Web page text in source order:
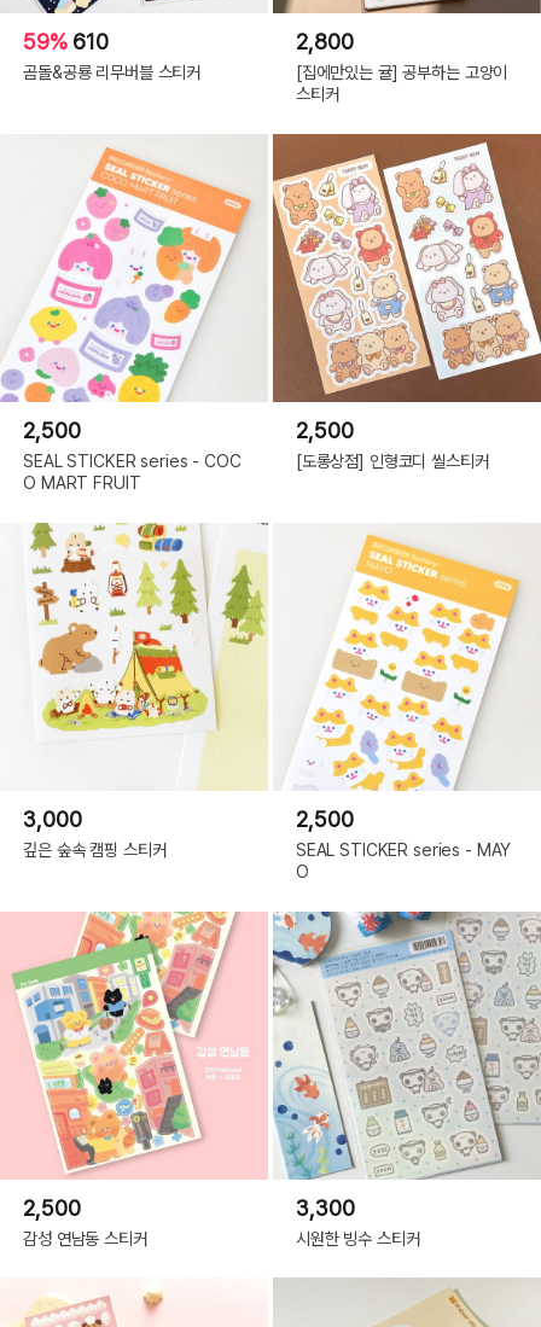
59% 610
곰돌&공룡 리무버블 스티커
2,800
[집에만있는 귤] 공부하는 고양이
스티커
2,500
SEAL STICKER series - COC
O MART FRUIT
2,500
[도롱상점] 인형코디 씰스티커
3,000
깊은 숲속 캠핑 스티커
2,500
SEAL STICKER series - MAY
O
2,500
감성 연남동 스티커
3,300
시원한 빙수 스티커